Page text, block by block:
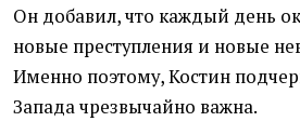
Он добавил, что каждый день
новые преступления и новые
Именно поэтому, Костин
Запада чрезвычайно важна.